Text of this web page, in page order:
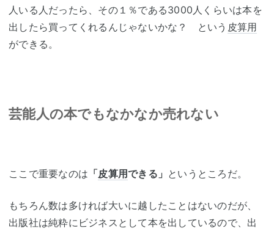
人いる人だったら、その１％である3000人くらいは本を
出したら買ってくれるんじゃないかな？ という 皮算用
ができる。
芸能人の本でもなかなか売れない
ここで重要なのは 「皮算用できる」 というところだ。
もちろん数は多ければ大いに越したことはないのだが、
出版社は純粋にビジネスとして本を出しているので、出